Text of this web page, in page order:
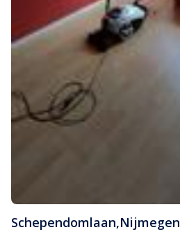
Schependomlaan,Nijmegen